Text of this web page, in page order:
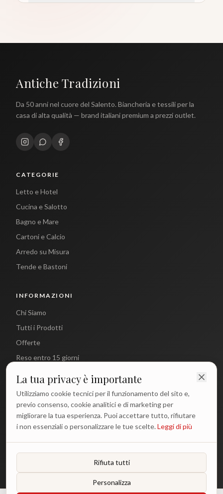
Antiche Tradizioni
Da 50 anni nel cuore del Salento. Biancheria e tessili per la
casa di alta qualità — brand italiani premium a prezzi outlet.
CATEGORIE
Letto e Hotel
Cucina e Salotto
Bagno e Mare
Cartoni e Calcio
Arredo su Misura
Tende e Bastoni
INFORMAZIONI
Chi Siamo
Tutti i Prodotti
Offerte
Reso entro 15 giorni
CONTATTI
info@antichetradizioni.it
+39 329 617 1194
Lun - Ven: 9:00 - 18:00
La tua privacy è importante
Utilizziamo cookie tecnici per il funzionamento del sito e,
previo consenso, cookie analitici e di marketing per
migliorare la tua esperienza. Puoi accettare tutto, rifiutare
i non essenziali o personalizzare le tue scelte.Leggi di più
Rifiuta tutti
Personalizza